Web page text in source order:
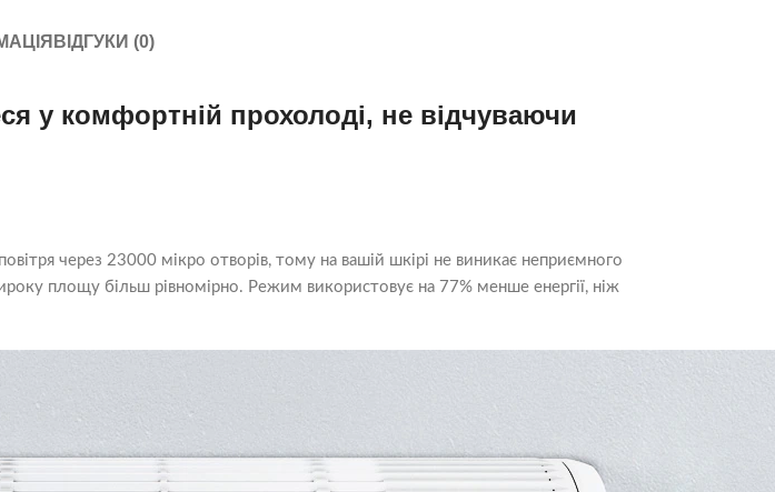
ВІДГУКИ (0)
у комфортній прохолоді, не відчуваючи
через 23000 мікро отворів, тому на вашій шкірі не виникає неприємного
площу більш рівномірно. Режим використовує на 77% менше енергії, ніж